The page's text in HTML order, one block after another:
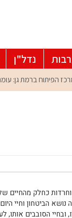
נדל"ן
כחלק מהחיים
נושא הביטחון וחיי
הסובבים אותו,